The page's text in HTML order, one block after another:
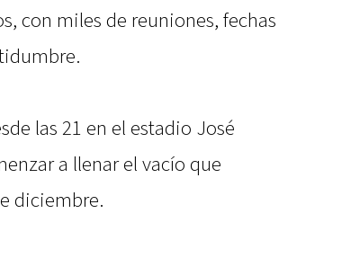
con miles de reuniones, fechas
las 21 en el estadio José
a llenar el vacío que
diciembre.